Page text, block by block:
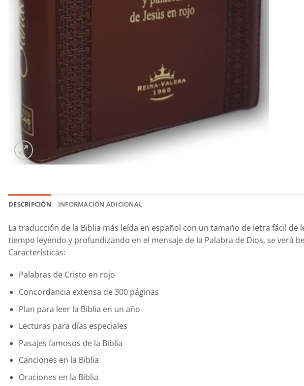
DESCRIPCIÓN INFORMACIÓN ADICIONAL
La traducción de la Biblia más leída en español con un tamaño de letra fácil
tiempo leyendo y profundizando en el mensaje de la Palabra de Dios, se verá
Caracterí­sticas:
Palabras de Cristo en rojo
Concordancia extensa de 300 páginas
Plan para leer la Biblia en un año
Lecturas para días especiales
Pasajes famosos de la Biblia
Canciones en la Biblia
Oraciones en la Biblia